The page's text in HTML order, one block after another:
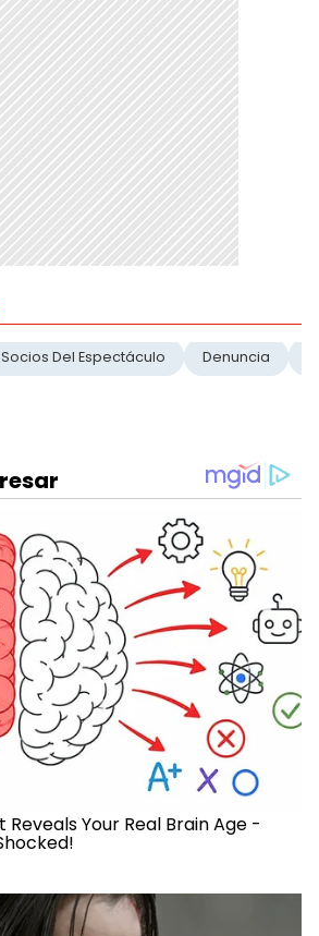
Socios Del Espectáculo Denuncia